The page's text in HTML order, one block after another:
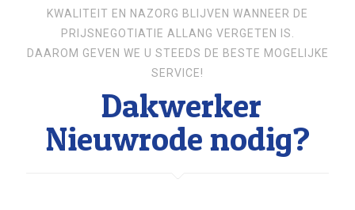
KWALITEIT EN NAZORG BLIJVEN WANNEER DE
PRIJSNEGOTIATIE ALLANG VERGETEN IS.
DAAROM GEVEN WE U STEEDS DE BESTE MOGELIJKE
SERVICE!
Dakwerker
Nieuwrode nodig?